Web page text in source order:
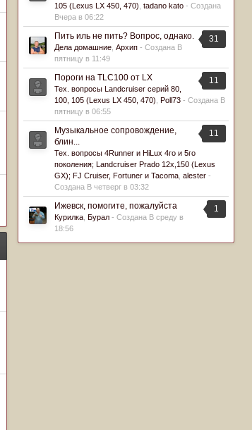
105 (Lexus LX 450, 470) tadano kato - Создана
Вчера в 06:22
31
Пить иль не пить? Вопрос, однако.
Дела домашние Архип - Создана В
пятницу в 11:49
11
Пороги на TLC100 от LX
Тех. вопросы Landcruiser серий 80,
100, 105 (Lexus LX 450, 470) Poll73 - Создана В
пятницу в 06:55
11
Музыкальное сопровождение,
блин...
Тех. вопросы 4Runner и HiLux 4го и 5го
поколения; Landсruiser Prado 12x,150 (Lexus
GX); FJ Cruiser, Fortuner и Tacoma alester -
Создана В четверг в 03:32
1
Ижевск, помогите, пожалуйста
Курилка Бурал - Создана В среду в
18:56